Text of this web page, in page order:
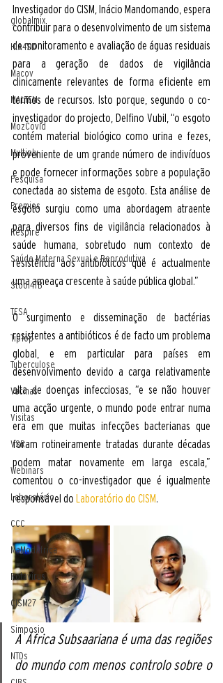
globalmix
HIA4SD
Macov
MALTEM
MozCovid
Multiply
Pesquisa
Premios
Respire
Saúde Materna Sexual e Reprodutiva
Stool4TB
TESA
TipTop
Tuberculose
Vacinas
Visitas
VSR
Webinars
Laboratório
CCC
MaModAfrica
Rotavirus
CISM27
Simposio
NTDs
Investigador do CISM, Inácio Mandomando, espera
contribuir para o desenvolvimento de um sistema
de monitoramento e avaliação de águas residuais
para a geração de dados de vigilância
clinicamente relevantes de forma eficiente em
termos de recursos. Isto porque, segundo o co-
investigador do projecto, Delfino Vubil, “o esgoto
contém material biológico como urina e fezes,
proveniente de um grande número de indivíduos
e pode fornecer informações sobre a população
conectada ao sistema de esgoto. Esta análise de
esgoto surgiu como uma abordagem atraente
para diversos fins de vigilância relacionados à
saúde humana, sobretudo num contexto de
resistência aos antibióticos que é actualmente
uma ameaça crescente à saúde pública global.”
O surgimento e disseminação de bactérias
resistentes a antibióticos é de facto um problema
global, e em particular para países em
desenvolvimento devido a carga relativamente
alta de doenças infecciosas, “e se não houver
uma acção urgente, o mundo pode entrar numa
era em que muitas infecções bacterianas que
foram rotineiramente tratadas durante décadas
podem matar novamente em larga escala,”
comentou o co-investigador que é igualmente
responsável do
Laboratório do CISM.
A África Subsaariana é uma das regiões
do mundo com menos controlo sobre o